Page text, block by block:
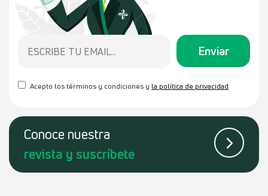
Acepto los términos y condiciones y la política de privacidad.
Conoce nuestra
revista y suscríbete